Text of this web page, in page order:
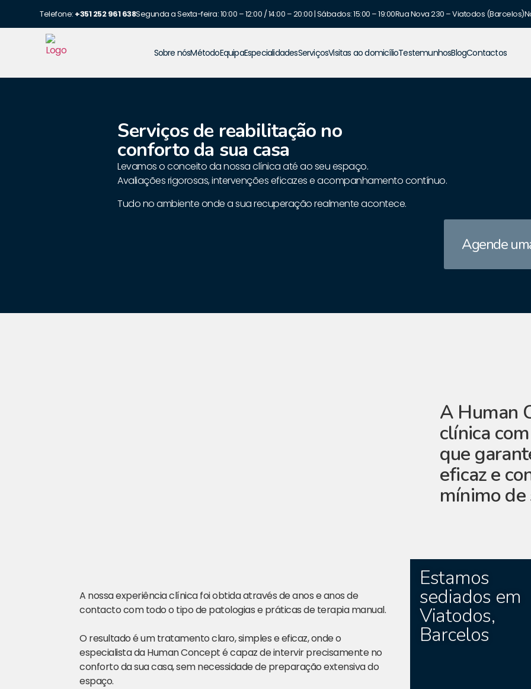
Telefone: +351 252 961 638Segunda a Sexta-feira: 10:00 – 12:00 / 14:00 – 20:00 | Sábados: 15:00 – 19:00Rua Nova 230 – Viatodos (Barcelos)
Sobre nósMétodoEquipaEspecialidadesServiçosVisitas ao domicílioTestemunhosBlogContactos
Serviços de reabilitação no
conforto da sua casa
Levamos o conceito da nossa clínica até ao seu espaço.
Avaliações rigorosas, intervenções eficazes e acompanhamento contínuo.
Tudo no ambiente onde a sua recuperação realmente acontece.
Agende
A Human
clínica
que
eficaz e
mínimo de
A nossa experiência clínica foi obtida através de anos e anos de
contacto com todo o tipo de patologias e práticas de terapia manual.
O resultado é um tratamento claro, simples e eficaz, onde o
especialista da Human Concept é capaz de intervir precisamente no
conforto da sua casa, sem necessidade de preparação extensiva do
espaço.
Estamos
sediados em
Viatodos,
Barcelos